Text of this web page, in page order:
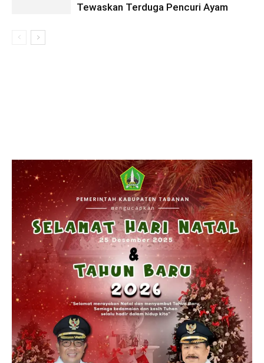
Tewaskan Terduga Pencuri Ayam